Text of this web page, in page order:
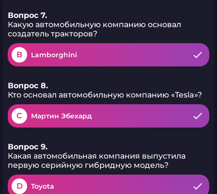
Вопрос 7.
Какую автомобильную компанию основал
создатель тракторов?
B Lamborghini
Вопрос 8.
Кто основал автомобильную компанию «Tesla»?
C Мартин Эбехард
Вопрос 9.
Какая автомобильная компания выпустила
первую серийную гибридную модель?
D Toyota